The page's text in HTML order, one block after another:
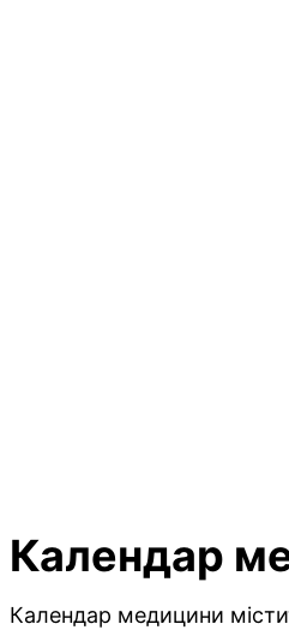
Календар
Календар медицини